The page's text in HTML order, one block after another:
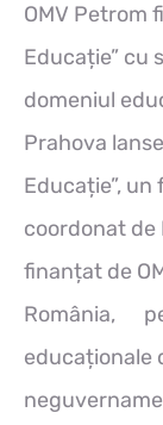
OMV Petrom
Educație” cu
domeniul
Prahova
Educație”,
coordonat de
finanțat de
România,
educaționale